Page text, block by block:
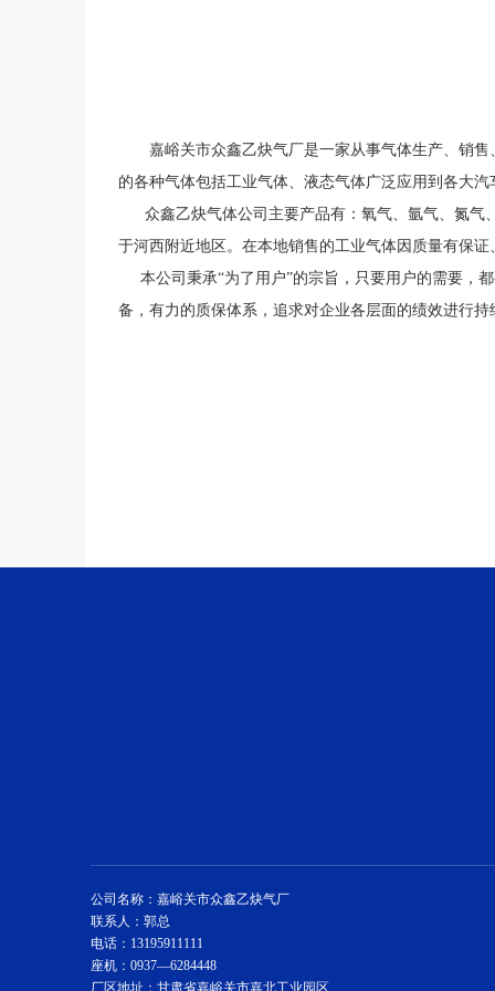
嘉峪关市众鑫乙炔气厂是一家从事气体生产、销售
的各种气体包括工业气体、液态气体广泛应用到各大
众鑫乙炔气体公司主要产品有：氧气、氩气、氮气
于河西附近地区。在本地销售的工业气体因质量有保
本公司秉承“为了用户”的宗旨，只要用户的需要，
备，有力的质保体系，追求对企业各层面的绩效进行
公司名称：嘉峪关市众鑫乙炔气厂
联系人：郭总
电话：13195911111
座机：0937—6284448
厂区地址：甘肃省嘉峪关市嘉北工业园区